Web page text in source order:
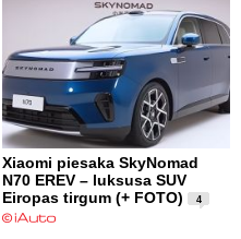
Xiaomi piesaka SkyNomad
N70 EREV – luksusa SUV
Eiropas tirgum (+ FOTO)
4